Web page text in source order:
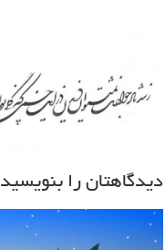
دیدگاهتان را بنویسید